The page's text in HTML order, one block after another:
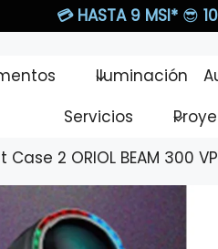
💳 HASTA 9 MSI* 😎
Iluminación
Servicios
Case 2 ORIOL BEAM 300